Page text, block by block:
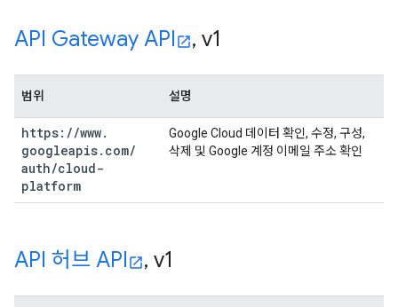
API Gateway API , v1
범위 설명
https: //www.
googleapis. com/
auth/cloud-
platform
Google Cloud 데이터 확인, 수정, 구성,
삭제 및 Google 계정 이메일 주소 확인
API 허브 API , v1